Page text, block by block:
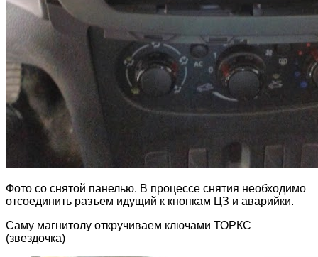
Фото со снятой панелью. В процессе снятия необходимо
отсоединить разъем идущий к кнопкам ЦЗ и аварийки.
Саму магнитолу откручиваем ключами ТОРКС
(звездочка)